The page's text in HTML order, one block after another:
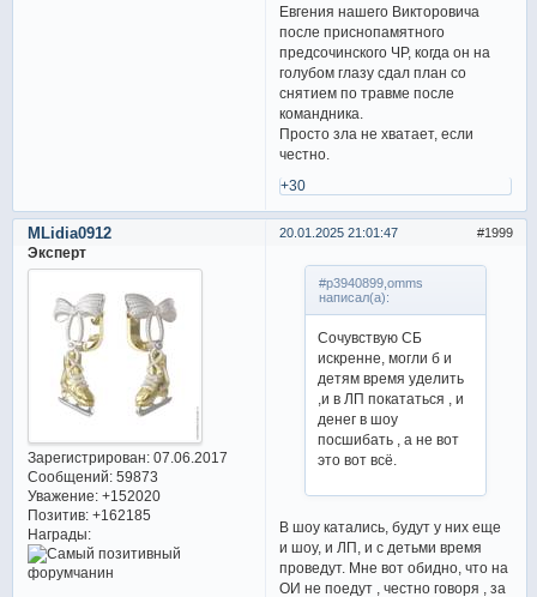
Евгения нашего Викторовича
после приснопамятного
предсочинского ЧР, когда он на
голубом глазу сдал план со
снятием по травме после
командника.
Просто зла не хватает, если
честно.
+30
1999
20.01.2025 21:01:47
MLidia0912
Эксперт
Зарегистрирован: 07.06.2017
Сообщений:59873
Уважение: +152020
Позитив: +162185
Награды:
#p3940899,omms
написал(а):
Сочувствую СБ
искренне, могли б и
детям время уделить
,и в ЛП покататься , и
денег в шоу
посшибать , а не вот
это вот всё.
В шоу катались, будут у них еще
и шоу, и ЛП, и с детьми время
проведут. Мне вот обидно, что на
ОИ не поедут , честно говоря , за